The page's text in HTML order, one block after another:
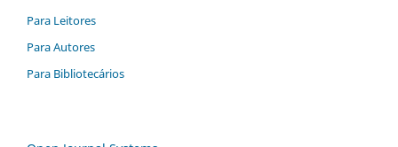
Para Leitores
Para Autores
Para Bibliotecários